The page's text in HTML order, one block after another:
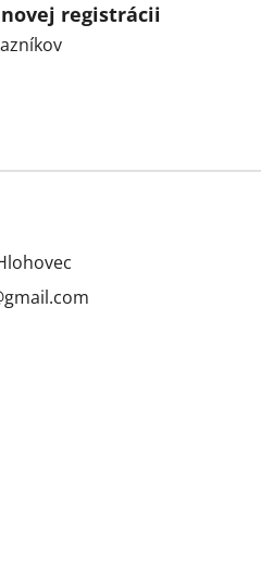
registrácii
gmail.com